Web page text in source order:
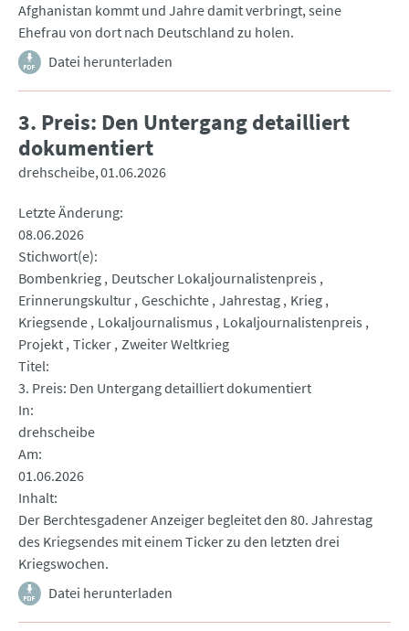
Afghanistan kommt und Jahre damit verbringt, seine
Ehefrau von dort nach Deutschland zu holen.
Datei herunterladen
3. Preis: Den Untergang detailliert
dokumentiert
drehscheibe 01.06.2026
Letzte Änderung
08.06.2026
Stichwort(e)
Bombenkrieg Deutscher Lokaljournalistenpreis
Erinnerungskultur Geschichte Jahrestag Krieg
Kriegsende Lokaljournalismus
Lokaljournalistenpreis
Projekt Ticker Zweiter Weltkrieg
Titel
3. Preis: Den Untergang detailliert dokumentiert
In
drehscheibe
Am
01.06.2026
Inhalt
Der Berchtesgadener Anzeiger begleitet den 80. Jahrestag
des Kriegsendes mit einem Ticker zu den letzten drei
Kriegswochen.
Datei herunterladen